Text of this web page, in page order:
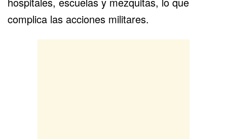
complica las acciones militares.